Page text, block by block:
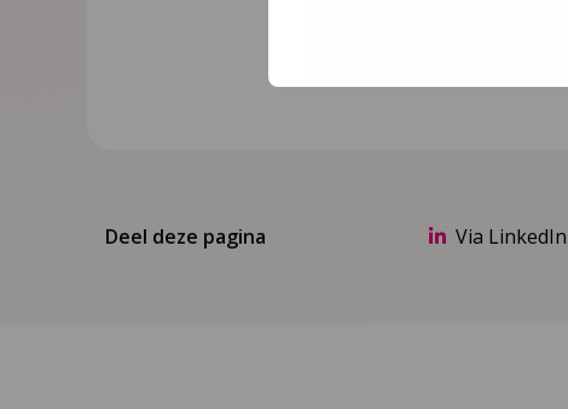
Deel deze pagina Via LinkedIn